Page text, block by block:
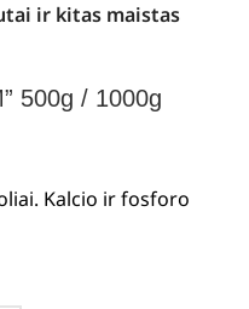
ir kitas maistas
500g / 1000g
Kalcio ir fosforo